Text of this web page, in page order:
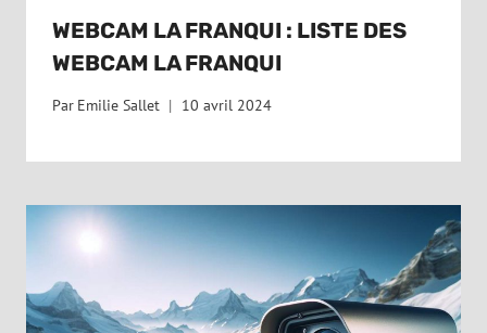
WEBCAM LA FRANQUI : LISTE DES
WEBCAM LA FRANQUI
Par Emilie Sallet 10 avril 2024